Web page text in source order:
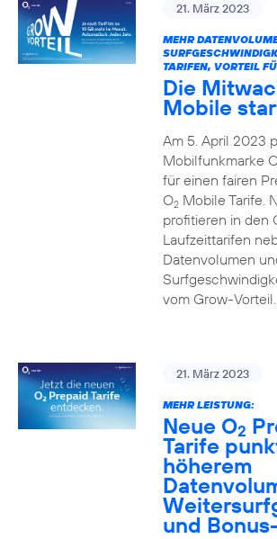
21. März 2023
MEHR
TARIFEN, VORTEIL
Die
Mobile
Am 5. April 2023
Mobilfunkmarke
für einen fairen
O2Mobile Tarife.
profitieren in den
Laufzeittarifen
Datenvolumen
vom Grow-Vorteil.
21. März 2023
MEHR LEISTUNG:
Neue O2
Tarife
höherem
und